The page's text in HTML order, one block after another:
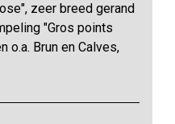
zeer breed gerand
"Gros points
o.a. Brun en Calves,